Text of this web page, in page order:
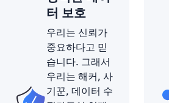
터 보호
우리는 신뢰가
중요하다고 믿
습니다. 그래서
우리는 해커, 사
기꾼, 데이터 수